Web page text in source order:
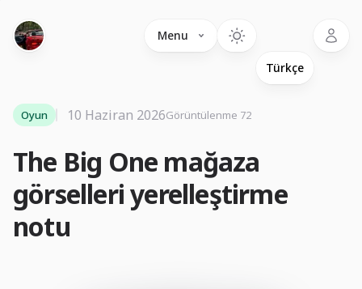
Menu
The Big One mağaza
görselleri yerelleştirme
notu
Oyun 10 Haziran 2026Görüntülenme 72